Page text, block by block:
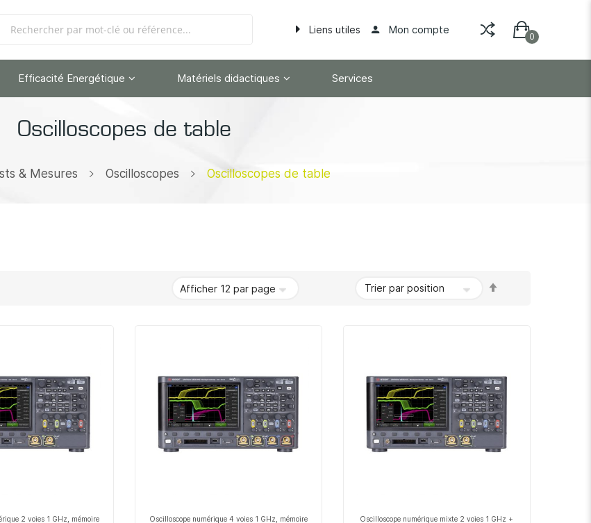
Liens utiles Mon compte
Efficacité Energétique Matériels didactiques Services
Oscilloscopes de table
& Mesures Oscilloscopes Oscilloscopes de table
2 voies 1 GHz, mémoire
Oscilloscope numérique 4 voies 1 GHz, mémoire
Oscilloscope numérique mixte 2 voies 1 GHz +